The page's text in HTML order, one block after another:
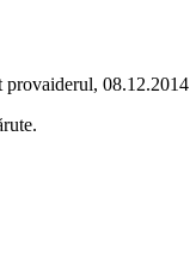
provaiderul, 08.12.2014